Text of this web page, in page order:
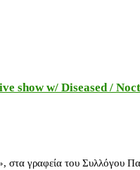
show w/ Diseased /
στα γραφεία του